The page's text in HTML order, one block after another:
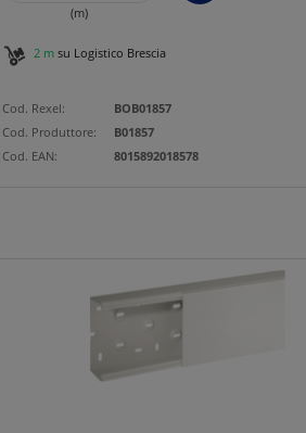
(m)
2 msu Logistico Brescia
Cod. Rexel:
BOB01857
Cod. Produttore:
B01857
Cod. EAN:
8015892018578